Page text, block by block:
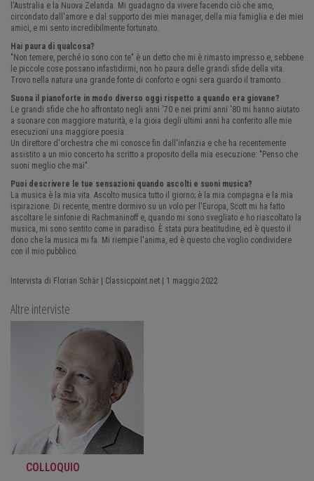
l'Australia e la Nuova Zelanda. Mi guadagno da vivere facendo ciò che amo,
circondato dall'amore e dal supporto dei miei manager, della mia famiglia e dei miei
amici, e mi sento incredibilmente fortunato.
Hai paura di qualcosa?
"Non temere, perché io sono con te" è un detto che mi è rimasto impresso e, sebbene
le piccole cose possano infastidirmi, non ho paura delle grandi sfide della vita.
Trovo nella natura una grande fonte di conforto e ogni sera guardo il tramonto.
Suona il pianoforte in modo diverso oggi rispetto a quando era giovane?
Le grandi sfide che ho affrontato negli anni '70 e nei primi anni '80 mi hanno aiutato
a suonare con maggiore maturità, e la gioia degli ultimi anni ha conferito alle mie
esecuzioni una maggiore poesia.
Un direttore d'orchestra che mi conosce fin dall'infanzia e che ha recentemente
assistito a un mio concerto ha scritto a proposito della mia esecuzione: "Penso che
suoni meglio che mai".
Puoi descrivere le tue sensazioni quando ascolti e suoni musica?
La musica è la mia vita. Ascolto musica tutto il giorno; è la mia compagna e la mia
ispirazione. Di recente, mentre dormivo su un volo per l'Europa, Scott mi ha fatto
ascoltare le sinfonie di Rachmaninoff e, quando mi sono svegliato e ho riascoltato la
musica, mi sono sentito come in paradiso. È stata pura beatitudine, ed è questo il
dono che la musica mi fa. Mi riempie l'anima, ed è questo che voglio condividere
con il mio pubblico.
Intervista di Florian Schär | Classicpoint.net | 1 maggio 2022
Altre interviste
COLLOQUIO